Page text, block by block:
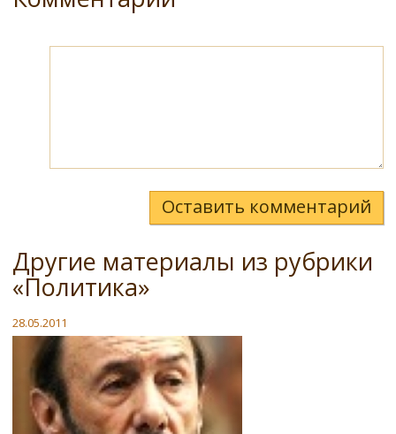
Оставить комментарий
Другие материалы из рубрики
«Политика»
28.05.2011